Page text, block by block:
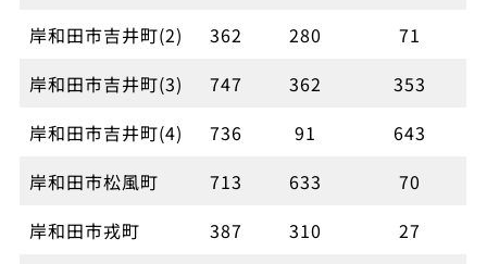
岸和田市吉井町(2)
362 280
71
岸和田市吉井町(3)
747 362
353
岸和田市吉井町(4)
736 91
643
岸和田市松風町
713 633
70
岸和田市戎町
387 310
27